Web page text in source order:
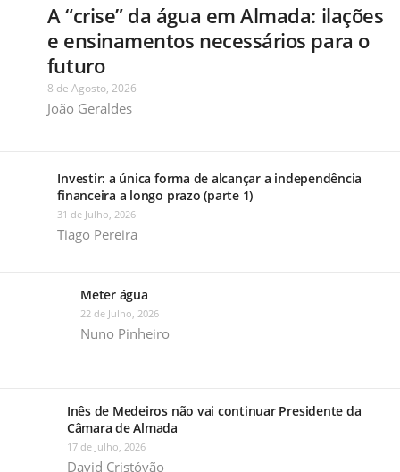
A “crise” da água em Almada: ilações
e ensinamentos necessários para o
futuro
8 de Agosto, 2026
João Geraldes
Investir: a única forma de alcançar a independência
financeira a longo prazo (parte 1)
31 de Julho, 2026
Tiago Pereira
Meter água
22 de Julho, 2026
Nuno Pinheiro
Inês de Medeiros não vai continuar Presidente da
Câmara de Almada
17 de Julho, 2026
David Cristóvão